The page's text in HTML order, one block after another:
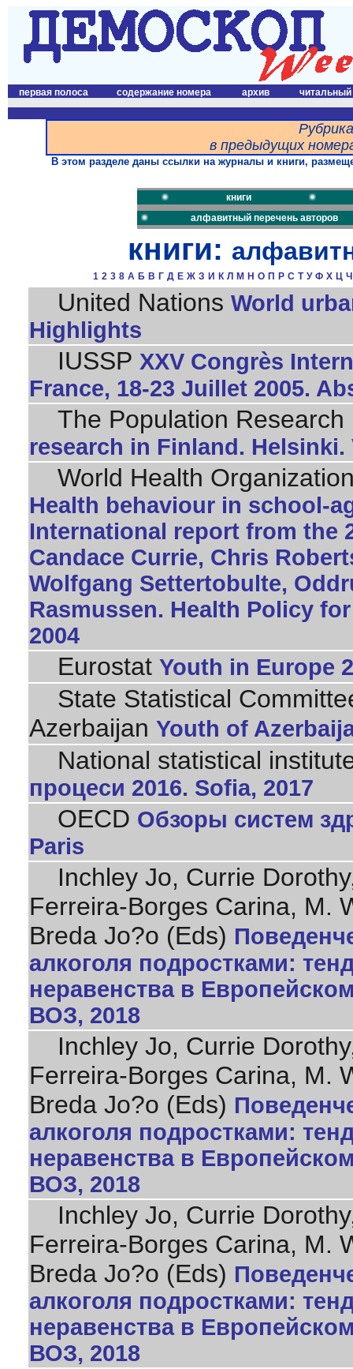
первая полоса содержание номера архив читальный
в предыдущих
В этом разделе даны ссылки на журналы и книги,
книги
алфавитный перечень авторов
книги:
1 2 3 8 А Б В Г Д Е Ж З И К Л М Н О П Р С Т У Ф Х Ц Ч
United Nations World
Highlights
IUSSP XXV Congrès
France, 18-23 Juillet 2005.
The Population
research in Finland. Helsinki.
World Health
Health behaviour in school-
International report from the
Candace Currie, Chris
Wolfgang Settertobulte,
Rasmussen. Health Policy
2004
Eurostat Youth in Europe
State Statistical
Azerbaijan Youth of
National statistical
процеси 2016. Sofia, 2017
OECD Обзоры систем
Paris
Inchley Jo, Currie
Ferreira-Borges Carina, M.
Breda Jo?o (Eds)
алкоголя подростками:
неравенства в
ВОЗ, 2018
Inchley Jo, Currie
Ferreira-Borges Carina, M.
Breda Jo?o (Eds)
алкоголя подростками:
неравенства в
ВОЗ, 2018
Inchley Jo, Currie
Ferreira-Borges Carina, M.
Breda Jo?o (Eds)
алкоголя подростками:
неравенства в
ВОЗ, 2018